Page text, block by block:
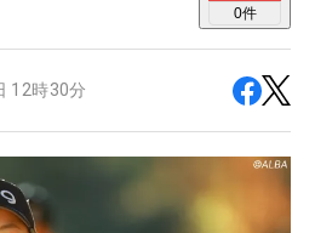
0件
12時30分